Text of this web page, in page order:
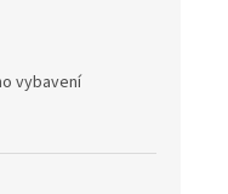
vybavení